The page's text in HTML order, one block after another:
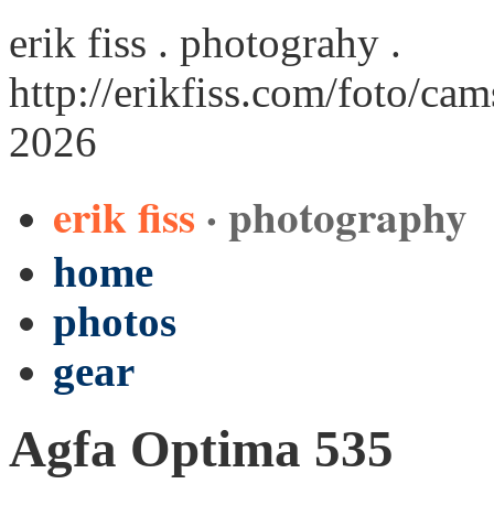
erik fiss . photograhy .
http://erikfiss.com/foto/
2026
erik fiss · photography
home
photos
gear
Agfa Optima 535